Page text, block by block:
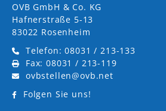
OVB GmbH & Co. KG
Hafnerstraße 5-13
83022 Rosenheim
Telefon: 08031 / 213-133
Fax: 08031 / 213-119
ovbstellen@ovb.net
Folgen Sie uns!